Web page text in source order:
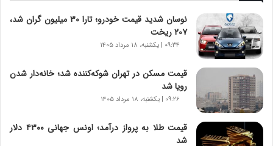
ه
ا
ی
ر
ا
ن‌
خ
و
د
ر
نوسان شدید قیمت خودرو؛ تارا ۳۰ میلیون گران شد،
۲۰۷ ریخت
۰۹:۳۴ | یکشنبه، ۱۸ مرداد ۱۴۰۵
قیمت مسکن در تهران شوکه‌کننده شد؛ خانه‌دار شدن
رویا شد
۰۹:۲۶ | یکشنبه، ۱۸ مرداد ۱۴۰۵
قیمت طلا به پرواز درآمد؛ اونس جهانی ۴۳۰۰ دلار
شد